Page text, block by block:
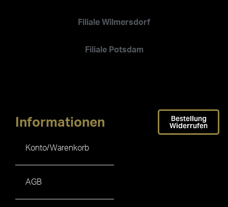
Filiale Wilmersdorf
Filiale Potsdam
Informationen
Konto/Warenkorb
AGB
Bestellung
Widerrufen